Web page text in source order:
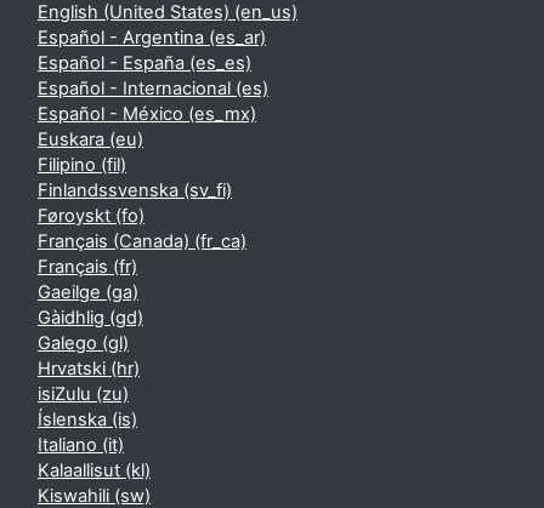
English (United States) ‎(en_us)‎
Español - Argentina ‎(es_ar)‎
Español - España ‎(es_es)‎
Español - Internacional ‎(es)‎
Español - México ‎(es_mx)‎
Euskara ‎(eu)‎
Filipino ‎(fil)‎
Finlandssvenska ‎(sv_fi)‎
Føroyskt ‎(fo)‎
Français (Canada) ‎(fr_ca)‎
Français ‎(fr)‎
Gaeilge ‎(ga)‎
Gàidhlig ‎(gd)‎
Galego ‎(gl)‎
Hrvatski ‎(hr)‎
isiZulu ‎(zu)‎
Íslenska ‎(is)‎
Italiano ‎(it)‎
Kalaallisut ‎(kl)‎
Kiswahili ‎(sw)‎